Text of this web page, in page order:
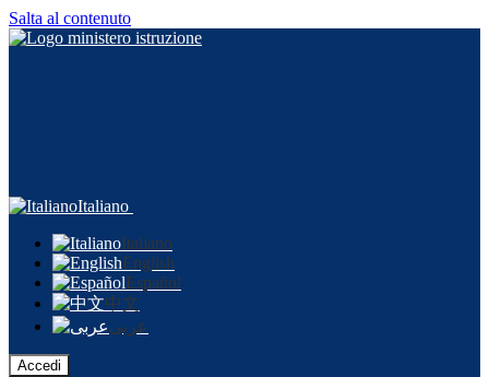
Salta al contenuto
Italiano
Italiano
English
Español
中文
عربى
Accedi